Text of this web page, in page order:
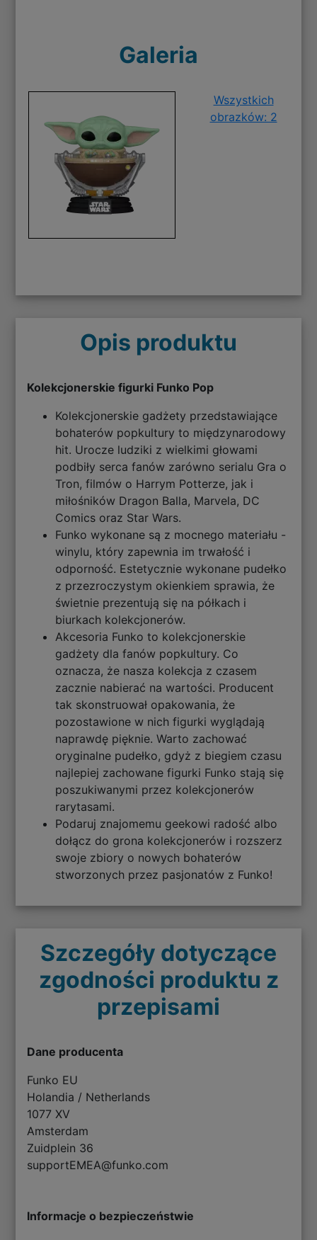
Galeria
Wszystkich
obrazków: 2
Opis produktu
Kolekcjonerskie figurki Funko Pop
Kolekcjonerskie gadżety przedstawiające
bohaterów popkultury to międzynarodowy
hit. Urocze ludziki z wielkimi głowami
podbiły serca fanów zarówno serialu Gra o
Tron, filmów o Harrym Potterze, jak i
miłośników Dragon Balla, Marvela, DC
Comics oraz Star Wars.
Funko wykonane są z mocnego materiału -
winylu, który zapewnia im trwałość i
odporność. Estetycznie wykonane pudełko
z przezroczystym okienkiem sprawia, że
świetnie prezentują się na półkach i
biurkach kolekcjonerów.
Akcesoria Funko to kolekcjonerskie
gadżety dla fanów popkultury. Co
oznacza, że nasza kolekcja z czasem
zacznie nabierać na wartości. Producent
tak skonstruował opakowania, że
pozostawione w nich figurki wyglądają
naprawdę pięknie. Warto zachować
oryginalne pudełko, gdyż z biegiem czasu
najlepiej zachowane figurki Funko stają się
poszukiwanymi przez kolekcjonerów
rarytasami.
Podaruj znajomemu geekowi radość albo
dołącz do grona kolekcjonerów i rozszerz
swoje zbiory o nowych bohaterów
stworzonych przez pasjonatów z Funko!
Szczegóły dotyczące
zgodności produktu z
przepisami
Dane producenta
Funko EU
Holandia / Netherlands
1077 XV
Amsterdam
Zuidplein 36
supportEMEA@funko.com
Informacje o bezpieczeństwie